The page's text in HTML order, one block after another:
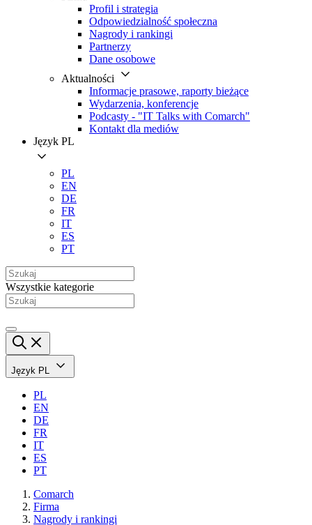
Profil i strategia
Odpowiedzialność społeczna
Nagrody i rankingi
Partnerzy
Dane osobowe
Aktualności
Informacje prasowe, raporty bieżące
Wydarzenia, konferencje
Podcasty - "IT Talks with Comarch"
Kontakt dla mediów
Język PL
PL
EN
DE
FR
IT
ES
PT
Wszystkie kategorie
Język PL
PL
EN
DE
FR
IT
ES
PT
Comarch
Firma
Nagrody i rankingi